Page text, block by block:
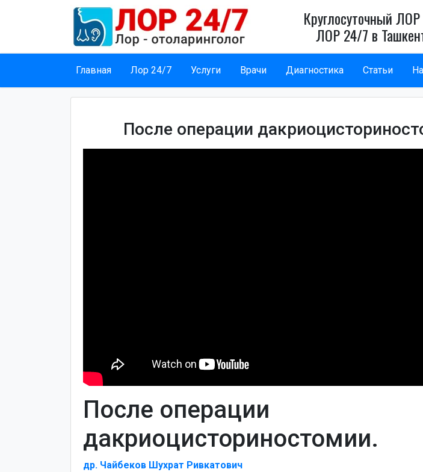
Круглосуточный
ЛОР 24/7 в
Главная Лор 24/7 Услуги Врачи Диагностика Статьи
После операции
После операции
дакриоцисториностомии.
др. Чайбеков Шухрат Ривкатович